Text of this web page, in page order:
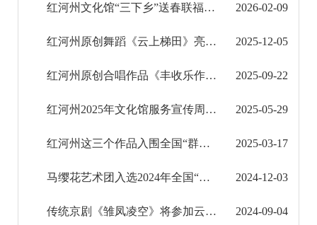
审计结果公告
公共资源交易信息公开
应急管理信息公开
环境保护信息公开
减税降费信息公开
重大建设项目信息公开
征地信息公开
红河州文化馆“三下乡”送春联福贴暖民心 2026-02-09
红河州原创舞蹈《云上梯田》亮相2025年云南省“群星奖”“彩云奖”优秀节目展演 2025-12-05
红河州原创合唱作品《丰收乐作》备战“群星奖” 2025-09-22
红河州2025年文化馆服务宣传周系列活动结束 2025-05-29
红河州这三个作品入围全国“群星奖” 2025-03-17
马缨花艺术团入选2024年全国“百团汇演”优秀群众文艺团队 2024-12-03
传统京剧《雏凤凌空》将参加云南省“戏曲进乡村”成果展演系列活动 2024-09-04